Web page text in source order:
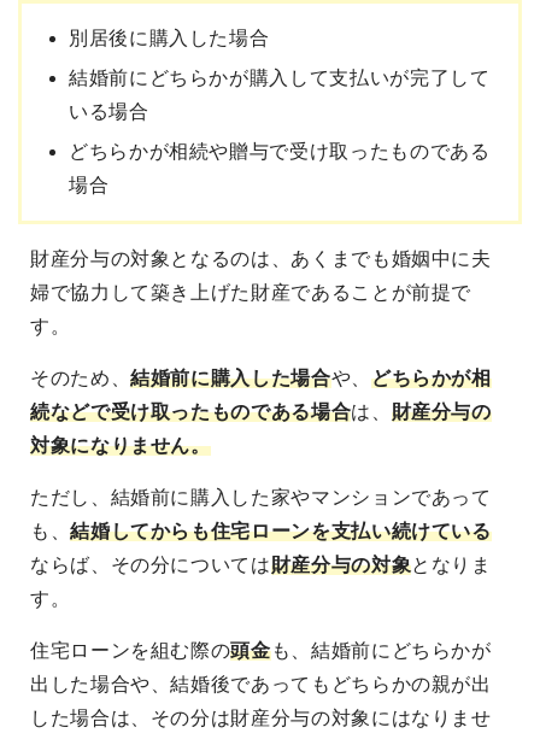
別居後に購入した場合
結婚前にどちらかが購入して支払いが完了して
いる場合
どちらかが相続や贈与で受け取ったものである
場合
財産分与の対象となるのは、あくまでも婚姻中に夫
婦で協力して築き上げた財産であることが前提で
す。
そのため、結婚前に購入した場合や、 どちらかが相
続などで受け取ったものである場合は、 財産分与の
対象になりません。
ただし、結婚前に購入した家やマンションであって
も、結婚してからも住宅ローンを支払い続けている
ならば、その分については財産分与の対象となりま
す。
住宅ローンを組む際の頭金も、結婚前にどちらかが
出した場合や、結婚後であってもどちらかの親が出
した場合は、その分は財産分与の対象にはなりませ